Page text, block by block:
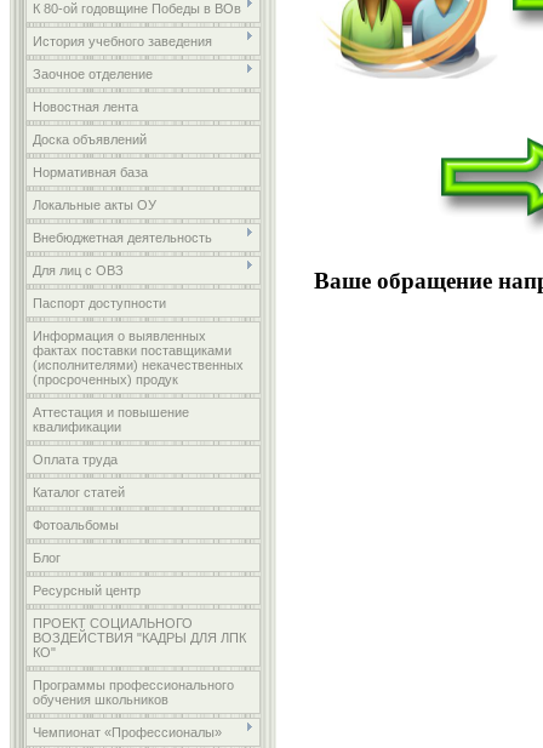
К 80-ой годовщине Победы в ВОв
История учебного заведения
Заочное отделение
Новостная лента
Доска объявлений
Нормативная база
Локальные акты ОУ
Внебюджетная деятельность
Для лиц с ОВЗ
Паспорт доступности
Информация о выявленных
фактах поставки поставщиками
(исполнителями) некачественных
(просроченных) продук
Аттестация и повышение
квалификации
Оплата труда
Каталог статей
Фотоальбомы
Блог
Ресурсный центр
ПРОЕКТ СОЦИАЛЬНОГО
ВОЗДЕЙСТВИЯ "КАДРЫ ДЛЯ ЛПК
КО"
Программы профессионального
обучения школьников
Чемпионат «Профессионалы»
Ваше обращение